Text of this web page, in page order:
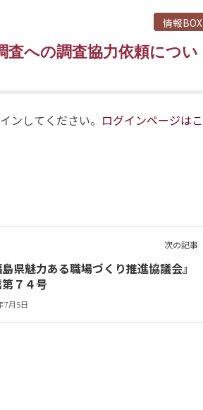
情報BOX
ンしてください。 ログインページはこ
次の記事
島県魅力ある職場づくり推進協議会』
７４号
7月5日